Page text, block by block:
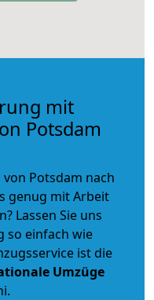
mit
Potsdam
Potsdam nach
genug mit Arbeit
Lassen Sie uns
so einfach wie
ist die
Umzüge